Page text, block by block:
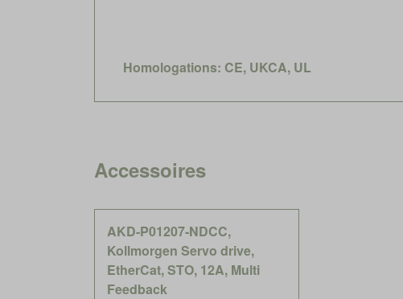
Homologations: CE, UKCA, UL
Accessoires
AKD-P01207-NDCC,
Kollmorgen Servo drive,
EtherCat, STO, 12A, Multi
Feedback